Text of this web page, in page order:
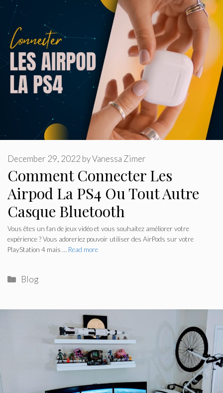
Comment Connecter Les
Airpod La PS4 Ou Tout Autre
Casque Bluetooth
December 29, 2022 byVanessa Zimer
Vous êtes un fan de jeux vidéo et vous souhaitez améliorer votre
expérience ? Vous adoreriez pouvoir utiliser des AirPods sur votre
PlayStation 4 mais … Read more
Categories
Blog